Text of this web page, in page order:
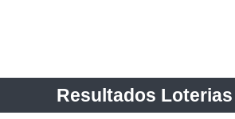
Resultados Loterias